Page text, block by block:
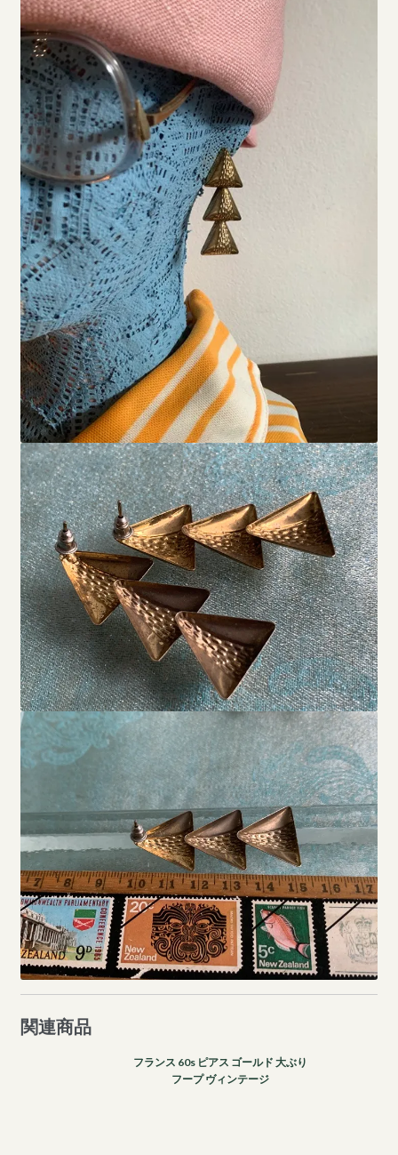
関連商品
フランス 60s ピアス ゴールド 大ぶり
フープ ヴィンテージ